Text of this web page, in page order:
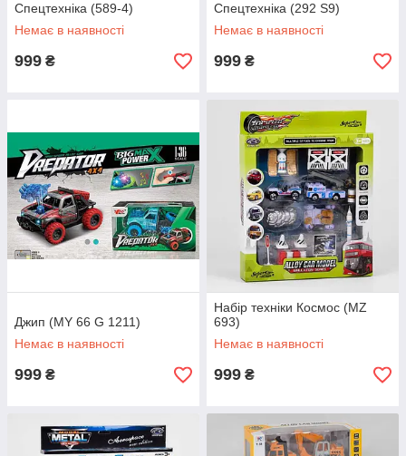
Спецтехніка (589-4)
Немає в наявності
999 ₴
Спецтехніка (292 S9)
Немає в наявності
999 ₴
Джип (MY 66 G 1211)
Немає в наявності
999 ₴
Набір техніки Космос (MZ
693)
Немає в наявності
999 ₴